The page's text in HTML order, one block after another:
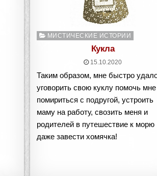
Опубликовано
МИСТИЧЕСКИЕ ИСТОРИИ
Кукла
15.10.2020
Таким образом, мне быстро
уговорить свою куклу помочь мне
помириться с подругой, устроить
маму на работу, свозить меня и
родителей в путешествие к морю
даже завести хомячка!